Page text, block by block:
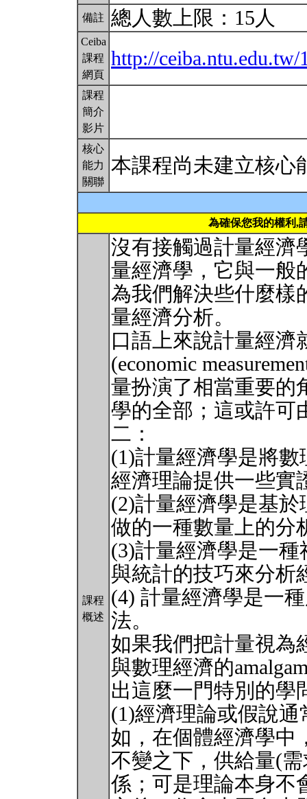
備註 總人數上限：15人
Ceiba
課程
網頁
http://ceiba.ntu.edu.tw/
課程
簡介
影片
核心
能力
關聯
本課程尚未建立核心
為確保您我的權利,
課程
概述
沒有接觸過計量經濟
量經濟學，它與一般
為我們解決些什麼樣
量經濟分析。
口語上來說計量經濟
(economic
量扮演了相當重要的
學的全部；這或許可
二：
(1)計量經濟學是將
經濟理論提供一些實
(2)計量經濟學是基
做的一種數量上的分
(3)計量經濟學是一
與統計的技巧來分析
(4) 計量經濟學是一
法。
如果我們把計量視為
與數理經濟的
出這麼一門特別的學
(1)經濟理論或假說
如，在個體經濟學中
不變之下，供給量(
係；可是理論本身不